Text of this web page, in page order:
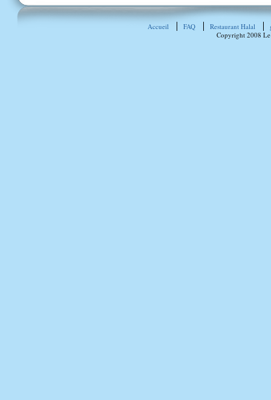
Accueil FAQ Restaurant Halal
Copyright 2008